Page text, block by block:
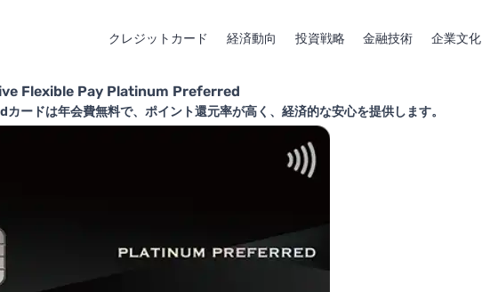
クレジットカード 経済動向 投資戦略 金融技術 企業文化
Flexible Pay Platinum Preferred
ドは年会費無料で、ポイント還元率が高く、経済的な安心を提供します。